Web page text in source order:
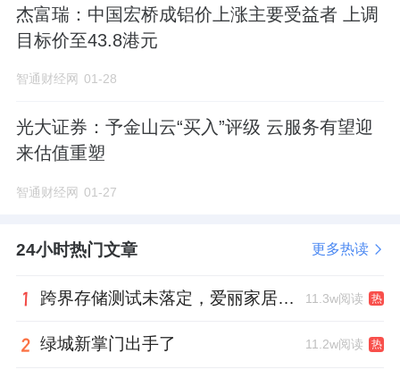
杰富瑞：中国宏桥成铝价上涨主要受益者 上调
目标价至43.8港元
智通财经网 01-28
光大证券：予金山云“买入”评级 云服务有望迎
来估值重塑
智通财经网 01-27
24小时热门文章 更多热读
跨界存储测试未落定，爱丽家居复牌前自揭多重风险 11.3w阅读 热
绿城新掌门出手了 11.2w阅读 热